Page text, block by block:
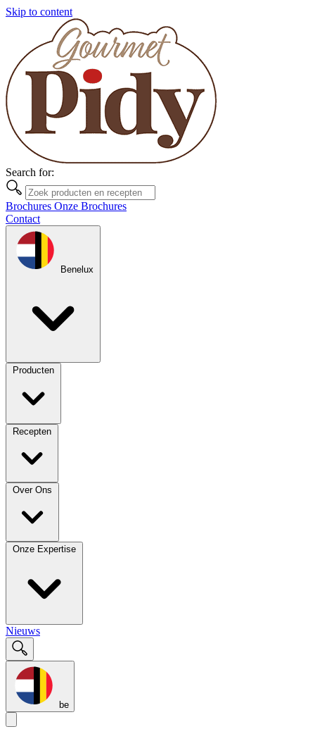
Skip to content
Search for:
Brochures Onze Brochures
Contact
Benelux
Producten
Recepten
Over Ons
Onze Expertise
Nieuws
be